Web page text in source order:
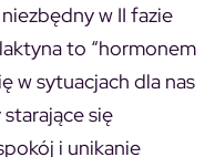
w II fazie
to “hormonem
w sytuacjach dla nas
się
i unikanie